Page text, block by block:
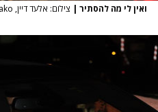
ואין לי מה להסתיר | צילום: אלעד דיין, mako